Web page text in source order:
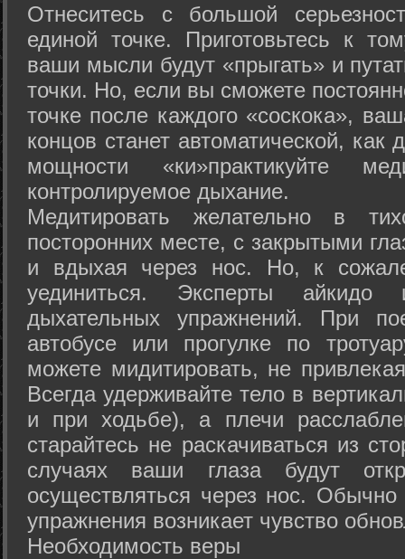
Отнеситесь с большой
единой точке. Приготовьтесь к
ваши мысли будут «прыгать» и
точки. Но, если вы сможете
точке после каждого «соскока»,
концов станет автоматической,
мощности «ки»практикуйте
контролируемое дыхание.
Медитировать желательно в
посторонних месте, с закрытыми
и вдыхая через нос. Но, к
уединиться. Эксперты айкидо
дыхательных упражнений. При
автобусе или прогулке по
можете мидитировать, не
Всегда удерживайте тело в
и при ходьбе), а плечи
старайтесь не раскачиваться из
случаях ваши глаза будут
осуществляться через нос. Обычно
упражнения возникает чувство
Необходимость веры